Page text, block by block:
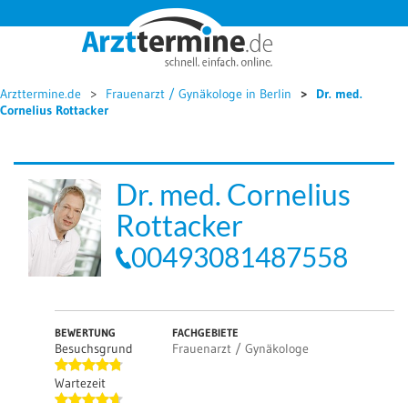




Arzttermine.de Frauenarzt / Gynäkologe in Berlin
Dr. med.
Cornelius Rottacker
Dr. med. Cornelius
Rottacker
00493081487558
BEWERTUNG
Besuchsgrund
Wartezeit
FACHGEBIETE
Frauenarzt / Gynäkologe